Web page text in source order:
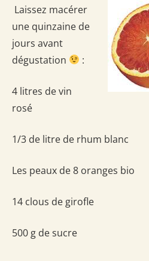
Laissez macérer
une quinzaine de
jours avant
dégustation
:
4 litres de vin
rosé
1/3 de litre de rhum blanc
Les peaux de 8 oranges bio
14 clous de girofle
500 g de sucre